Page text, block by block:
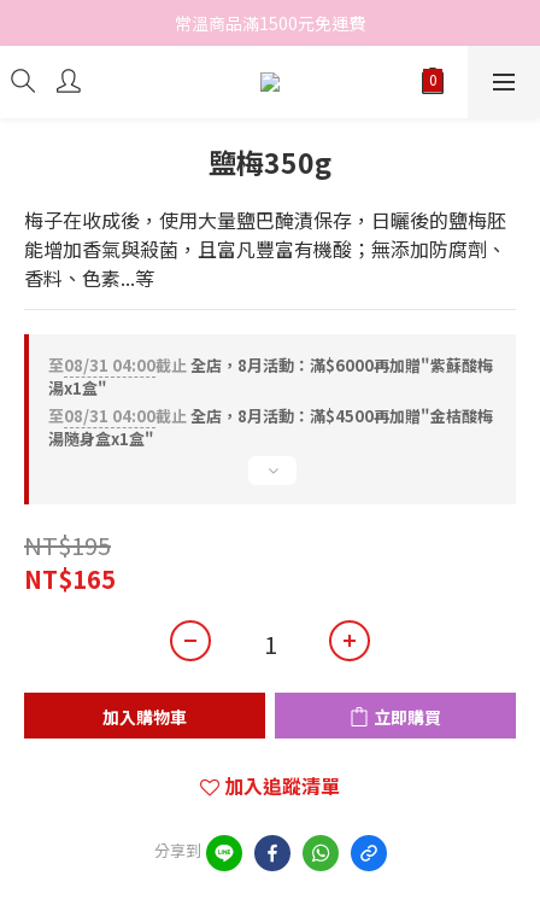
常溫商品滿1500元免運費
鹽梅350g
梅子在收成後，使用大量鹽巴醃漬保存，日曬後的鹽梅胚
能增加香氣與殺菌，且富凡豐富有機酸；無添加防腐劑、
香料、色素...等
至08/31 04:00截止全店，8月活動：滿$6000再加贈"紫蘇酸梅
湯x1盒"
至08/31 04:00截止全店，8月活動：滿$4500再加贈"金桔酸梅
湯隨身盒x1盒"
NT$195
NT$165
加入購物車 立即購買
加入追蹤清單
分享到